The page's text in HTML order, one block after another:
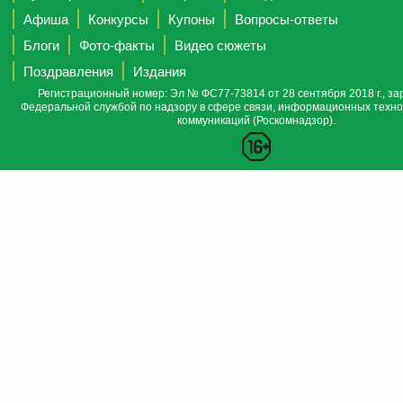
Афиша
Конкурсы Купоны
Вопросы-ответы
Блоги
Фото-факты
Видео сюжеты
Поздравления
Издания
Регистрационный номер: Эл № ФС77-73814 от 28 сентября 2018 г.,
Федеральной службой по надзору в сфере связи, информационных
коммуникаций (Роскомнадзор).